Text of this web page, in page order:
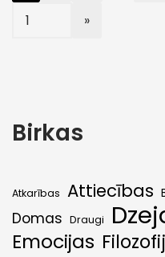
Birkas
Atkarības Attiecības
Domas Draugi
Emocijas